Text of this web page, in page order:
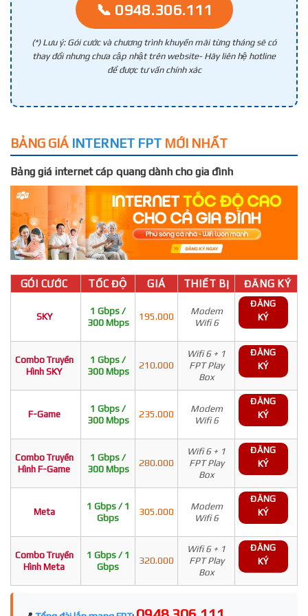
📞 0948.306.111
(*) Lưu ý: Gói cước và chương trình khuyến mãi từng tháng sẽ có
thay đổi nhưng chưa cập nhật trên website- Hãy liên hệ hotline
để được tư vấn chính xác
BẢNG GIÁ INTERNET FPT MỚI NHẤT
Bảng giá internet cáp quang dành cho gia đình
GÓI CƯỚC TỐC ĐỘ GIÁ THIẾT BỊ ĐĂNG KÝ
SKY
1 Gbps /
300 Mbps
195.000
Modem
Wifi 6
ĐĂNG
KÝ
Combo Truyền
Hình SKY
1 Gbps /
300 Mbps
210.000
Wifi 6 + 1
FPT Play
Box
ĐĂNG
KÝ
F-Game
1 Gbps /
300 Mbps
235.000
Modem
Wifi 6
ĐĂNG
KÝ
Combo Truyền
Hình F-Game
1 Gbps /
300 Mbps
280.000
Wifi 6 + 1
FPT Play
Box
ĐĂNG
KÝ
Meta
1 Gbps / 1
Gbps
305.000
Modem
Wifi 6
ĐĂNG
KÝ
Combo Truyền
Hình Meta
1 Gbps / 1
Gbps
320.000
Wifi 6 + 1
FPT Play
Box
ĐĂNG
KÝ